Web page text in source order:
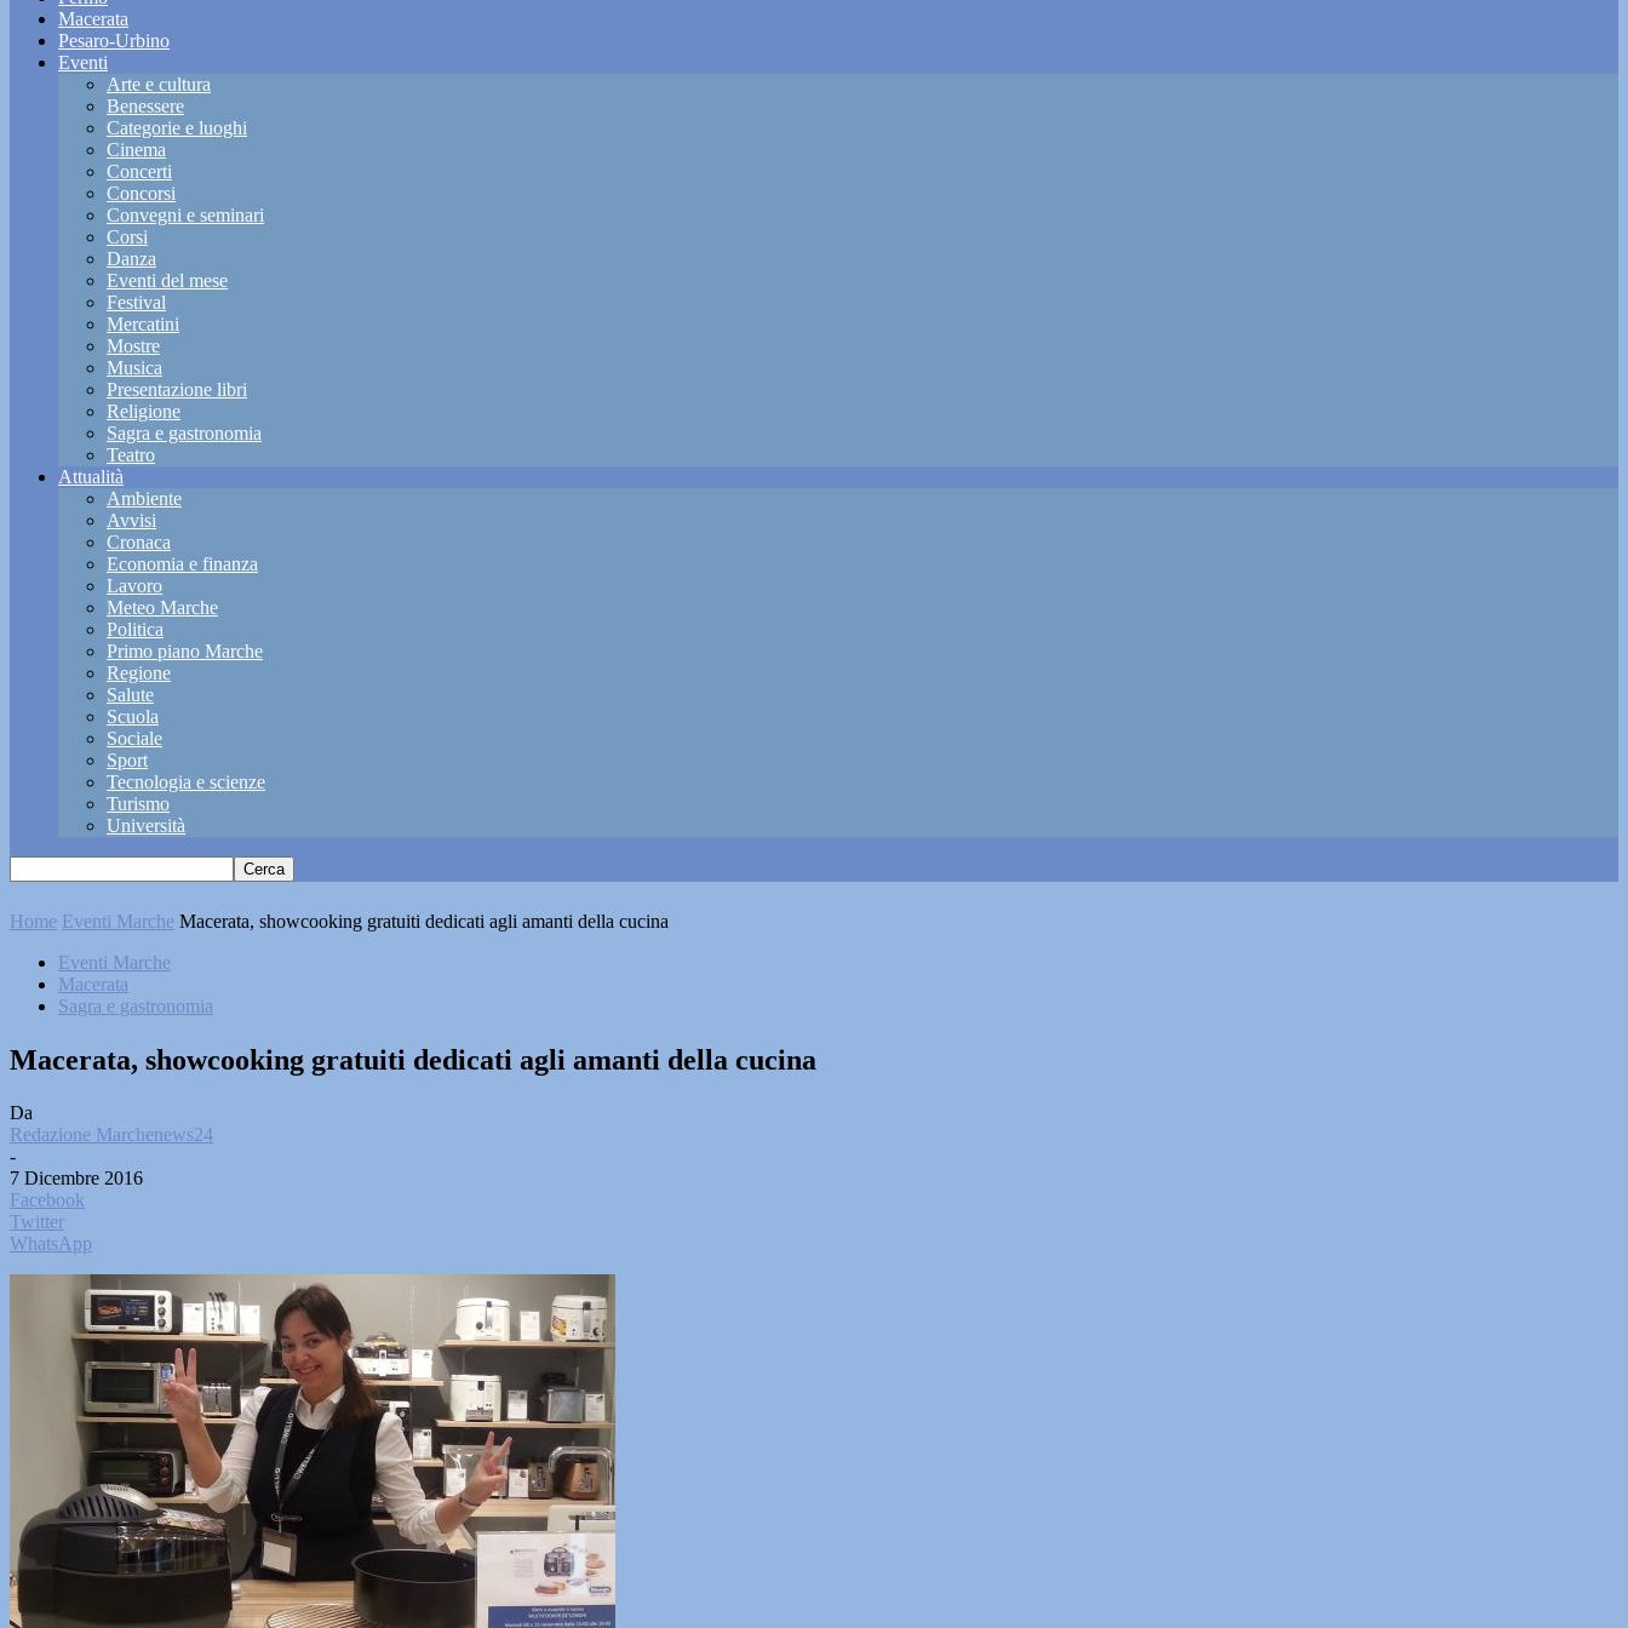
Macerata
Pesaro-Urbino
Eventi
Arte e cultura
Benessere
Categorie e luoghi
Cinema
Concerti
Concorsi
Convegni e seminari
Corsi
Danza
Eventi del mese
Festival
Mercatini
Mostre
Musica
Presentazione libri
Religione
Sagra e gastronomia
Teatro
Attualità
Ambiente
Avvisi
Cronaca
Economia e finanza
Lavoro
Meteo Marche
Politica
Primo piano Marche
Regione
Salute
Scuola
Sociale
Sport
Tecnologia e scienze
Turismo
Università
Home Eventi Marche Macerata, showcooking gratuiti dedicati agli amanti della cucina
Eventi Marche
Macerata
Sagra e gastronomia
Macerata, showcooking gratuiti dedicati agli amanti della cucina
Da
Redazione Marchenews24
-
7 Dicembre 2016
Facebook
Twitter
WhatsApp